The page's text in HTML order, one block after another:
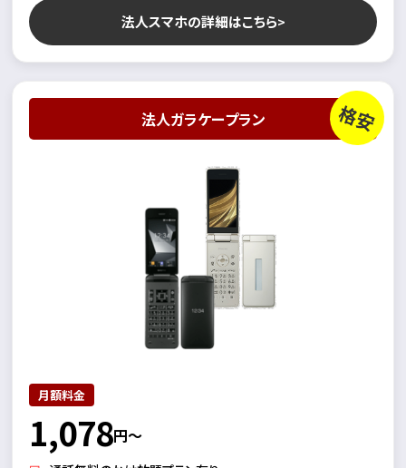
法人スマホの詳細はこちら
格安
法人ガラケープラン
月額料金
1,078円～